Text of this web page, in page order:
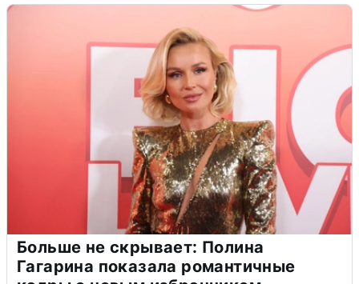
Больше не скрывает: Полина
Гагарина показала романтичные